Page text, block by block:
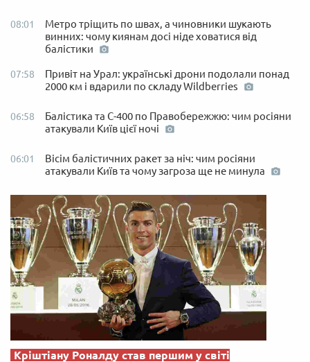
08:01
Метро тріщить по швах, а чиновники шукають
винних: чому киянам досі ніде ховатися від
балістики
07:58
Привіт на Урал: українські дрони подолали понад
2000 км і вдарили по складу Wildberries
06:58
Балістика та С-400 по Правобережжю: чим росіяни
атакували Київ цієї ночі
06:01
Вісім балістичних ракет за ніч: чим росіяни
атакували Київ та чому загроза ще не минула
Кріштіану Роналду став першим у світі